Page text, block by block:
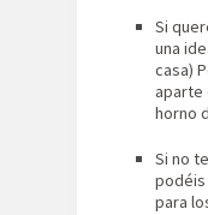
Si
una
casa)
aparte
horno
Si no
para